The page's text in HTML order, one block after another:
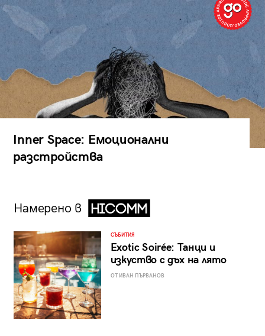
Inner Space: Емоционални
разстройства
Намерено в
СЪБИТИЯ
Exotic Soirée: Танци и
изкуство с дъх на лято
ОТ ИВАН ПЪРВАНОВ